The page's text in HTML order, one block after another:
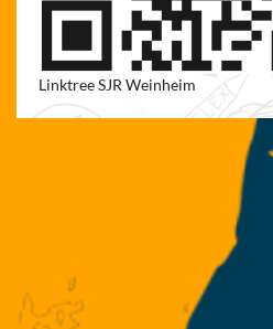
Linktree SJR Weinheim